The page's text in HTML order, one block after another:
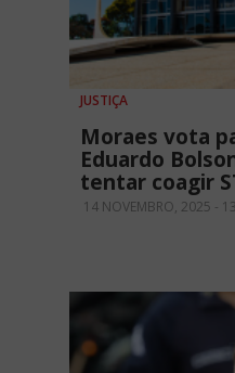
JUSTIÇA
Moraes vota
Eduardo
tentar coagir
14 NOVEMBRO, 2025 -